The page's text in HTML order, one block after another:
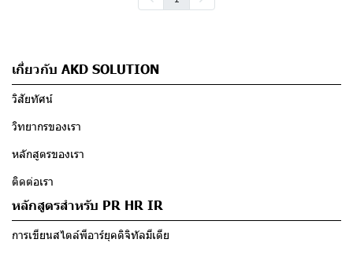
เกี่ยวกับ AKD SOLUTION
วิสัยทัศน์
วิทยากรของเรา
หลักสูตรของเรา
ติดต่อเรา
หลักสูตรสำหรับ PR HR IR
การเขียนสไตล์พีอาร์ยุคดิจิทัลมีเดีย